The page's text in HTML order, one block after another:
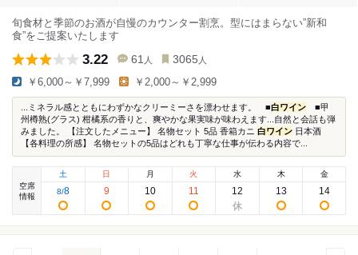
旬食材と季節のお酒が自慢のカウンター割烹。型にはまらない”新和
食”をご提案いたします
3.22 61 人 3065 人
￥6,000～￥7,999 ￥2,000～￥2,999
...ミネラル感とともにわずかなクリーミーさを漂わせます。 ■白ワイン ■甲
州樽熟(グラス) 柑橘系の香りと、爽やかな果実味が味わえます...自然と会話も弾
みました。 【注文したメニュー】 名物セット 5品 香箱カニ 白ワイン 日本酒
【各料理の所感】 名物セットの5品はどれも丁寧な仕事が伝わる内容で...
空席
情報
土
8/8
日
9
月
10
火
11
水
12
木
13
金
14